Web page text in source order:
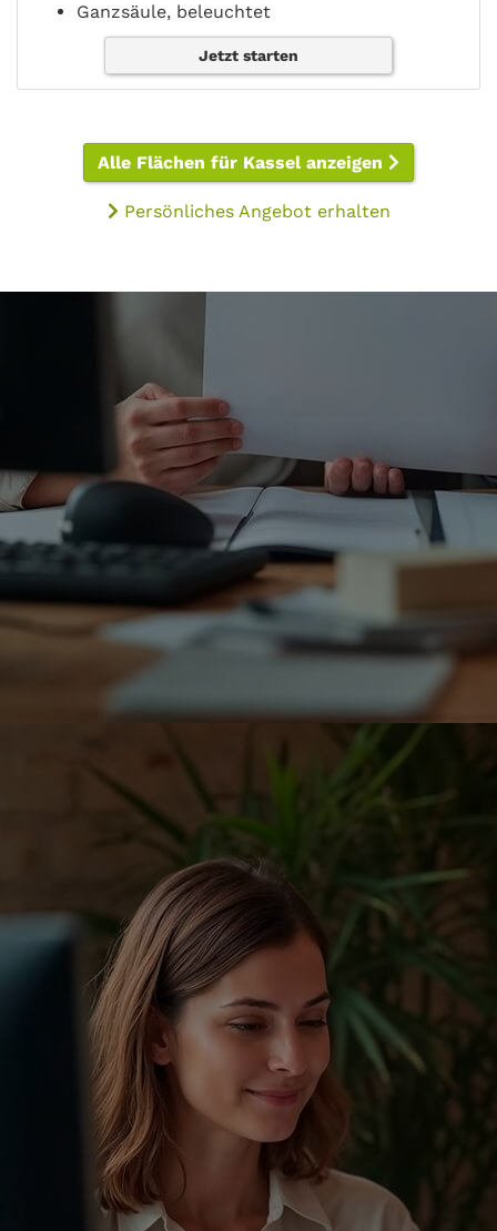
Ganzsäule, beleuchtet
Jetzt starten
Alle Flächen für Kassel anzeigen
Persönliches Angebot erhalten